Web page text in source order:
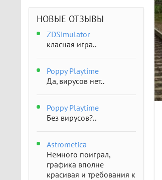
НОВЫЕ ОТЗЫВЫ
ZDSimulator
класная игра..
Poppy Playtime
Да, вирусов нет..
Poppy Playtime
Без вирусов?..
Astrometica
Немного поиграл,
графика вполне
красивая и требования к